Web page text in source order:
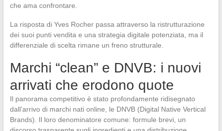
che ama confrontare.
La risposta di Yves Rocher passa attraverso la ristrutturazione
dei suoi punti vendita e una strategia digitale potenziata, ma il
differenziale di scelta rimane un freno strutturale.
Marchi “clean” e DNVB: i nuovi
arrivati che erodono quote
Il panorama competitivo è stato profondamente ridisegnato
dall’arrivo di marchi nati online, le DNVB (Digital Native Vertical
Brands). Il loro denominatore comune: formule brevi, un